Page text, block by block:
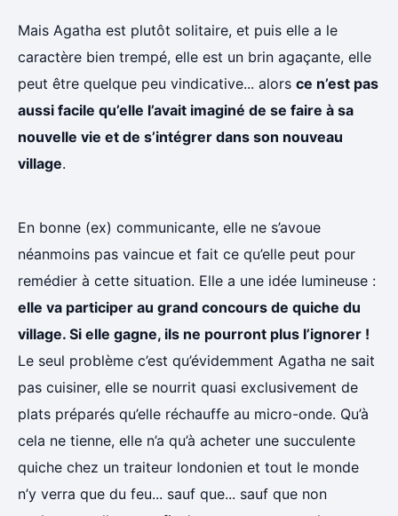
Mais Agatha est plutôt solitaire, et puis elle a le
caractère bien trempé, elle est un brin agaçante, elle
peut être quelque peu vindicative... alors ce n’est pas
aussi facile qu’elle l’avait imaginé de se faire à sa
nouvelle vie et de s’intégrer dans son nouveau
village.
En bonne (ex) communicante, elle ne s’avoue
néanmoins pas vaincue et fait ce qu’elle peut pour
remédier à cette situation. Elle a une idée lumineuse :
elle va participer au grand concours de quiche du
village. Si elle gagne, ils ne pourront plus l’ignorer !
Le seul problème c’est qu’évidemment Agatha ne sait
pas cuisiner, elle se nourrit quasi exclusivement de
plats préparés qu’elle réchauffe au micro-onde. Qu’à
cela ne tienne, elle n’a qu’à acheter une succulente
quiche chez un traiteur londonien et tout le monde
n’y verra que du feu... sauf que... sauf que non